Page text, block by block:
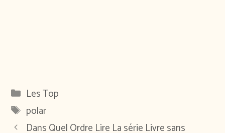
Catégories
Les Top
Étiquettes
polar
Dans Quel Ordre Lire La série Livre sans